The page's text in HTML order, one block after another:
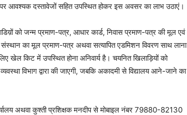
आवश्यक दस्तावेजों सहित उपस्थित होकर इस अवसर का लाभ उठाएं।
को जन्म प्रमाण-पत्र, आधार कार्ड, निवास प्रमाण-पत्र की मूल एवं
का मूल प्रमाण-पत्र अथवा सत्यापित एडमिशन विवरण साथ लाना
खेल किट में उपस्थित होना अनिवार्य है। चयनित खिलाड़ियों को
विभाग द्वारा की जाएगी, जबकि अकादमी से विद्यालय आने-जाने का
अथवा कुश्ती प्रशिक्षक मनदीप से मोबाइल नंबर 79880-82130